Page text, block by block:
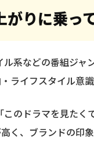
がりに乗っ
系などの番組ジャ
ライフスタイル意
のドラマを見た
く、ブランドの印